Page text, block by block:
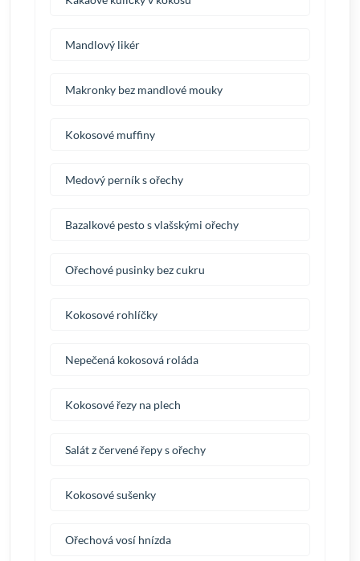
Mandlový likér
Makronky bez mandlové mouky
Kokosové muffiny
Medový perník s ořechy
Bazalkové pesto s vlašskými ořechy
Ořechové pusinky bez cukru
Kokosové rohlíčky
Nepečená kokosová roláda
Kokosové řezy na plech
Salát z červené řepy s ořechy
Kokosové sušenky
Ořechová vosí hnízda